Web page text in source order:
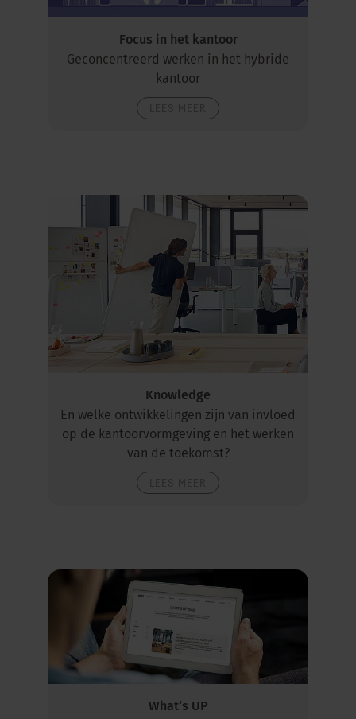
Focus in het kantoor
Geconcentreerd werken in het hybride
kantoor
Knowledge
En welke ontwikkelingen zijn van invloed
op de kantoorvormgeving en het werken
van de toekomst?
What‘s UP